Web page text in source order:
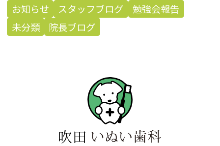
お知らせ スタッフブログ
勉強会報告
未分類
院長ブログ